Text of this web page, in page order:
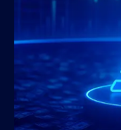
Sa passion
dépasse
webinaires,
et interviewe
l’industrie